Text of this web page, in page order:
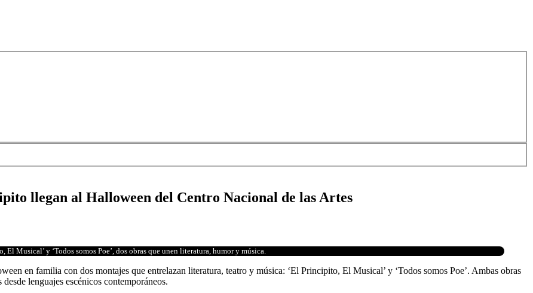
llegan al Halloween del Centro Nacional de las Artes
Musical’ y ‘Todos somos Poe’, dos obras que unen literatura, humor y música.
en familia con dos montajes que entrelazan literatura, teatro y música: ‘El Principito, El Musical’ y ‘Todos somos Poe’. Ambas obras
lenguajes escénicos contemporáneos.